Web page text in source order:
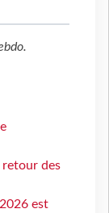
.
retour des
est